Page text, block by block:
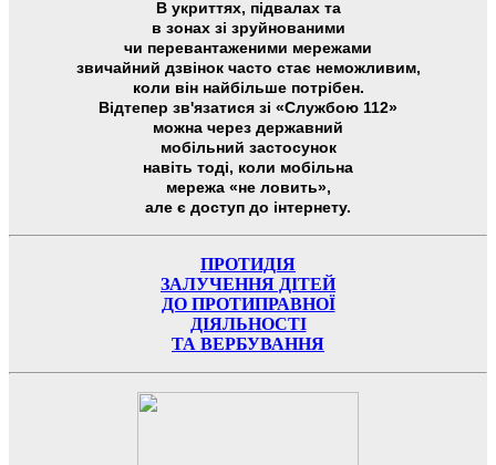
В укриттях, підвалах та
в зонах зі зруйнованими
чи перевантаженими мережами
звичайний дзвінок часто стає неможливим,
коли він найбільше потрібен.
Відтепер зв'язатися зі «Службою 112»
можна через державний
мобільний застосунок
навіть тоді, коли мобільна
мережа «не ловить»,
але є доступ до інтернету.
ПРОТИДІЯ
ЗАЛУЧЕННЯ ДІТЕЙ
ДО ПРОТИПРАВНОЇ
ДІЯЛЬНОСТІ
ТА ВЕРБУВАННЯ